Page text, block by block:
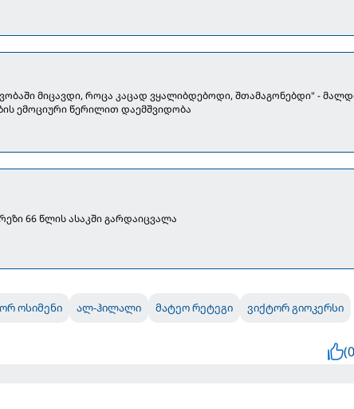
მიცავდი, როცა კაცად ვყალიბდებოდი, შთამაგონებდი" -
ემოციური წერილით დაემშვიდობა
66 წლის ასაკში გარდაიცვალა
ოსიმენი ალ-ჰილალი მატეო რეტეგი ვიქტორ გიოკერსი